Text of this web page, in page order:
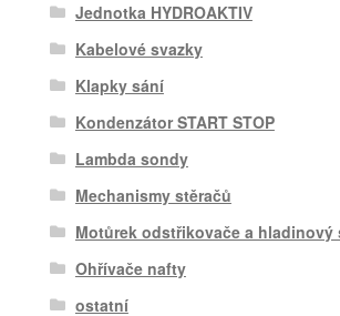
Jednotka HYDROAKTIV
Kabelové svazky
Klapky sání
Kondenzátor START STOP
Lambda sondy
Mechanismy stěračů
Motůrek odstřikovače a hladinový
Ohřívače nafty
ostatní